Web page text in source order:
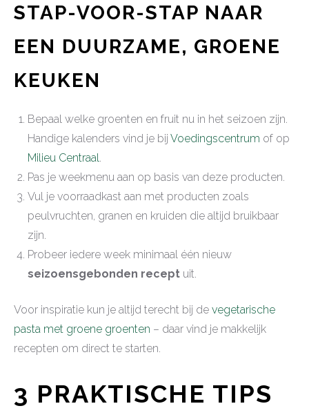
STAP-VOOR-STAP NAAR
EEN DUURZAME, GROENE
KEUKEN
Bepaal welke groenten en fruit nu in het seizoen zijn.
Handige kalenders vind je bij Voedingscentrum of op
Milieu Centraal.
Pas je weekmenu aan op basis van deze producten.
Vul je voorraadkast aan met producten zoals
peulvruchten, granen en kruiden die altijd bruikbaar
zijn.
Probeer iedere week minimaal één nieuw
seizoensgebonden recept uit.
Voor inspiratie kun je altijd terecht bij de vegetarische
pasta met groene groenten – daar vind je makkelijk
recepten om direct te starten.
3 PRAKTISCHE TIPS